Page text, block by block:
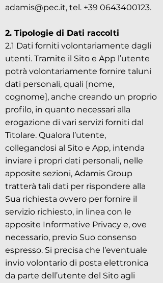
adamis@pec.it, tel. +39 0643400123.
2. Tipologie di Dati raccolti
2.1 Dati forniti volontariamente dagli
utenti. Tramite il Sito e App l’utente
potrà volontariamente fornire taluni
dati personali, quali [nome,
cognome], anche creando un proprio
profilo, in quanto necessari alla
erogazione di vari servizi forniti dal
Titolare. Qualora l’utente,
collegandosi al Sito e App, intenda
inviare i propri dati personali, nelle
apposite sezioni, Adamis Group
tratterà tali dati per rispondere alla
Sua richiesta ovvero per fornire il
servizio richiesto, in linea con le
apposite Informative Privacy e, ove
necessario, previo Suo consenso
espresso. Si precisa che l’eventuale
invio volontario di posta elettronica
da parte dell’utente del Sito agli